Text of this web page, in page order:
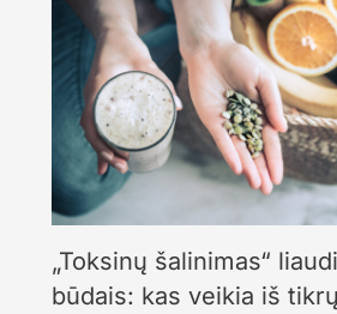
„Toksinų šalinimas“
būdais: kas veikia iš